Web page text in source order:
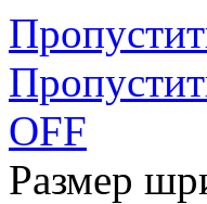
OFF
Размер